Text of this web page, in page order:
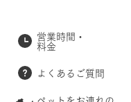
営業時間・
料金
よくあるご質問